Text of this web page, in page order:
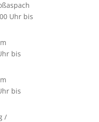
Uhr bis
bis
bis
/